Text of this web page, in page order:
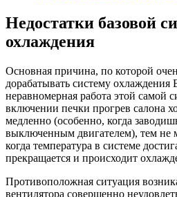
Недостатки базовой
охлаждения
Основная причина, по которой
дорабатывать систему
неравномерная работа этой самой
включении печки прогрев салона
медленно (особенно, когда
выключенным двигателем), тем не
когда температура в системе
прекращается и происходит
Противоположная ситуация
вентилятора совершенно